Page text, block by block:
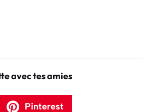
avec tes amies
Pinterest